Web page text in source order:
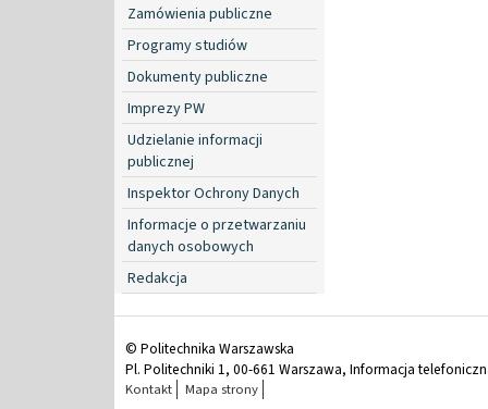
Zamówienia publiczne
Programy studiów
Dokumenty publiczne
Imprezy PW
Udzielanie informacji
publicznej
Inspektor Ochrony Danych
Informacje o przetwarzaniu
danych osobowych
Redakcja
© Politechnika Warszawska
Pl. Politechniki 1, 00-661 Warszawa, Informacja
Kontakt Mapa strony